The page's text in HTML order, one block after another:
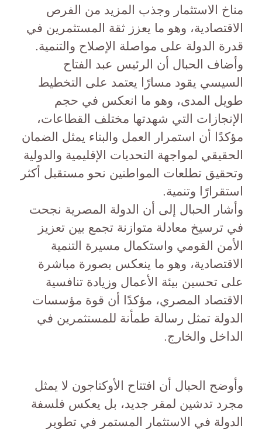
مناخ الاستثمار وجذب المزيد من الفرص
الاقتصادية، وهو ما يعزز ثقة المستثمرين في
قدرة الدولة على مواصلة الإصلاح والتنمية.
وأضاف الحبال أن الرئيس عبد الفتاح
السيسي يقود مسارًا يعتمد على التخطيط
طويل المدى، وهو ما انعكس في حجم
الإنجازات التي شهدتها مختلف القطاعات،
مؤكدًا أن استمرار العمل والبناء يمثل الضمان
الحقيقي لمواجهة التحديات الإقليمية والدولية
وتحقيق تطلعات المواطنين نحو مستقبل أكثر
استقرارًا وتنمية.
وأشار الحبال إلى أن الدولة المصرية نجحت
في ترسيخ معادلة متوازنة تجمع بين تعزيز
الأمن القومي واستكمال مسيرة التنمية
الاقتصادية، وهو ما ينعكس بصورة مباشرة
على تحسين بيئة الأعمال وزيادة تنافسية
الاقتصاد المصري، مؤكدًا أن قوة مؤسسات
الدولة تمثل رسالة طمأنة للمستثمرين في
الداخل والخارج.
وأوضح الحبال أن افتتاح الأوكتاجون لا يمثل
مجرد تدشين لمقر جديد، بل يعكس فلسفة
الدولة في الاستثمار المستمر في تطوير